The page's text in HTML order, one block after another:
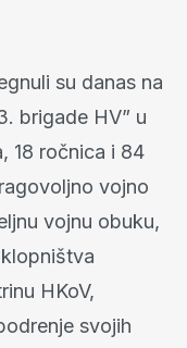
su danas na
brigade HV” u
18 ročnica i 84
vojno
vojnu obuku,
HKoV,
svojih